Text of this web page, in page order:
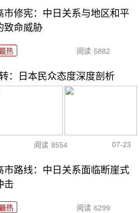
市修宪：中日关系与地区和平
致命威胁
热 阅读 5882
：日本民众态度深度剖析
阅读 8554 07-23
市路线：中日关系面临断崖式
击
热 阅读 6299